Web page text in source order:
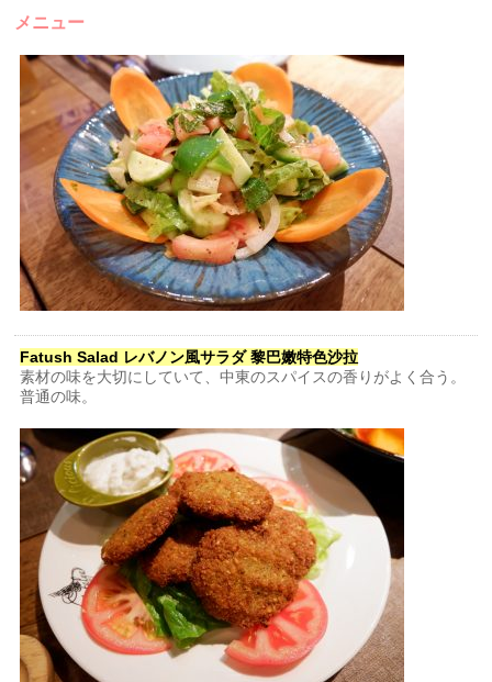
メニュー
Fatush Salad レバノン風サラダ 黎巴嫩特色沙拉
素材の味を大切にしていて、中東のスパイスの香りがよく合う。
普通の味。